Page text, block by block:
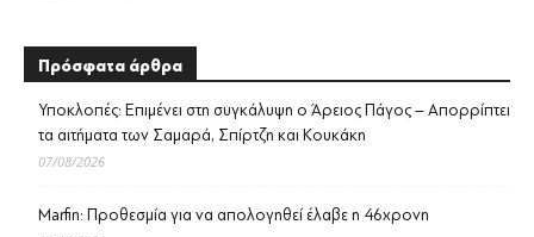
Πρόσφατα άρθρα
Υποκλοπές: Επιμένει στη συγκάλυψη ο Άρειος Πάγος – Απορρίπτει
τα αιτήματα των Σαμαρά, Σπίρτζη και Κουκάκη
07/08/2026
Marfin: Προθεσμία για να απολογηθεί έλαβε η 46χρονη